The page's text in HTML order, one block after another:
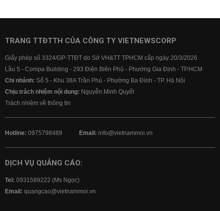
Lãi suất ngân hàng BIDV
Lãi suất ngân hàng Vietcombank
TRANG TTĐTTH CỦA CÔNG TY VIETNEWSCORP
Giấy phép số 3324/GP-TTĐT do Sở VH&TT TPHCM cấp ngày 20/3/2026
Lầu 5 - Compa Building - 293 Điện Biên Phủ - Phường Gia Định - TP.HCM
Chi nhánh: Số 5 - Khu 38A Trần Phú - Phường Ba Đình - TP. Hà Nội
Chịu trách nhiệm nội dung: Nguyễn Minh Quyết
Trách nhiệm về thông tin
Hotline: 0975798489 Email: info@vietnammoi.vn
DỊCH VỤ QUẢNG CÁO:
Tel: 0931589222 (Ms Ngọc)
Email: quangcao@vietnammoi.vn